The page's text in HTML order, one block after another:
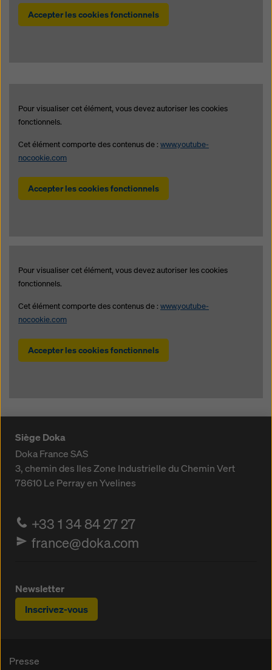
Accepter les cookies fonctionnels
Pour visualiser cet élément, vous devez autoriser les cookies
fonctionnels.
Cet élément comporte des contenus de : www.youtube-
nocookie.com
Accepter les cookies fonctionnels
Pour visualiser cet élément, vous devez autoriser les cookies
fonctionnels.
Cet élément comporte des contenus de : www.youtube-
nocookie.com
Accepter les cookies fonctionnels
Siège Doka
Doka France SAS
3, chemin des IlesZone Industrielle du Chemin Vert
78610Le Perray en Yvelines
+33 1 34 84 27 27
france@doka.com
Newsletter
Inscrivez-vous
Presse